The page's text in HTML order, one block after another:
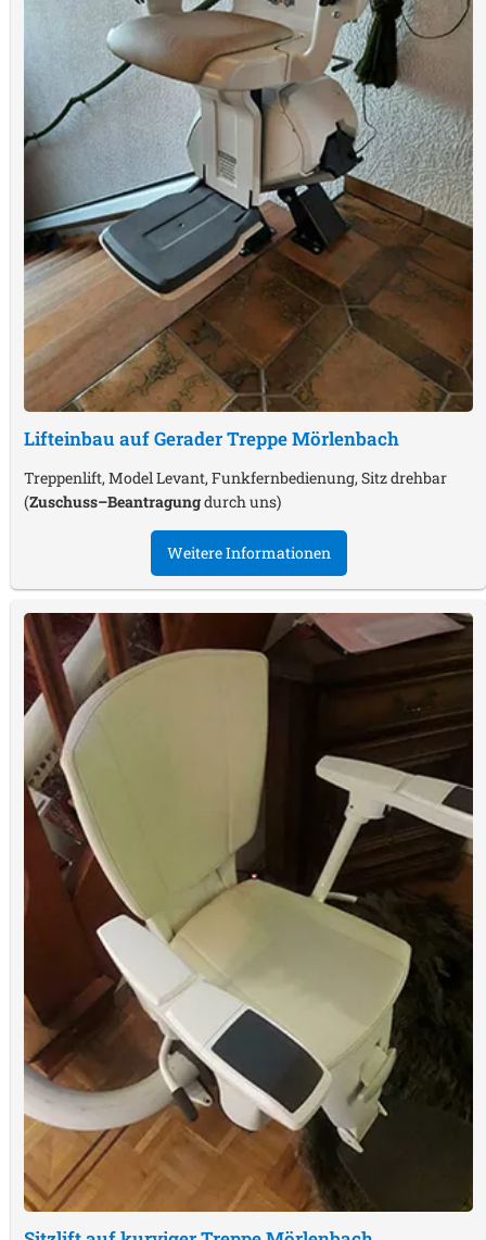
Lifteinbau auf Gerader TreppeMörlenbach
Treppenlift, Model Levant, Funkfernbedienung, Sitz drehbar
(Zuschuss–Beantragungdurch uns)
Weitere Informationen